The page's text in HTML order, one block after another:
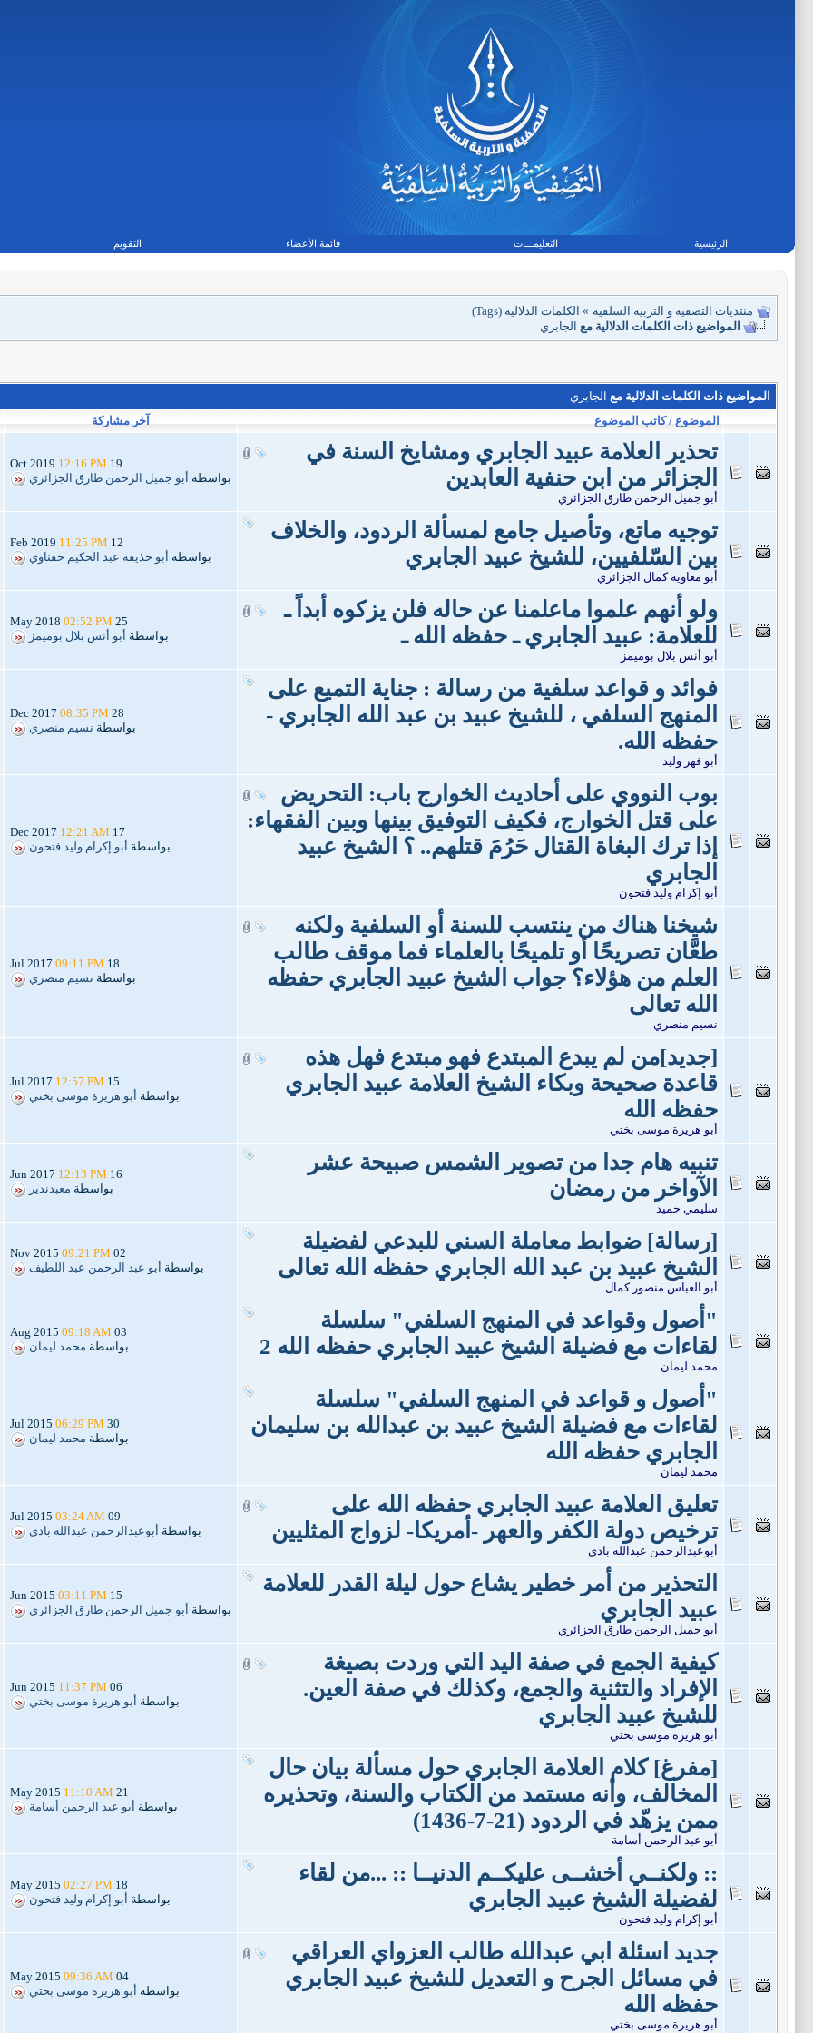
الرئيسية التعليمـــات قائمة الأعضاء التقويم
منتديات التصفية و التربية السلفية » الكلمات الدلالية (Tags)
المواضيع ذات الكلمات الدلالية مع الجابري
المواضيع ذات الكلمات الدلالية مع الجابري
الموضوع / كاتب الموضوع
آخر مشاركة
تحذير العلامة عبيد الجابري ومشايخ السنة في
الجزائر من ابن حنفية العابدين
أبو جميل الرحمن طارق الجزائري
19 Oct 2019
12:16 PM
بواسطة أبو جميل الرحمن طارق الجزائري
توجيه ماتع، وتأصيل جامع لمسألة الردود، والخلاف
بين السّلفيين، للشيخ عبيد الجابري
أبو معاوية كمال الجزائري
12 Feb 2019
11:25 PM
بواسطة أبو حذيفة عبد الحكيم حفناوي
ولو أنهم علموا ماعلمنا عن حاله فلن يزكوه أبداً ـ
للعلامة: عبيد الجابري ـ حفظه الله ـ
أبو أنس بلال بوميمز
25 May 2018
02:52 PM
بواسطة أبو أنس بلال بوميمز
فوائد و قواعد سلفية من رسالة : جناية التميع على
المنهج السلفي ، للشيخ عبيد بن عبد الله الجابري -
حفظه الله.
أبو فهر وليد
28 Dec 2017
08:35 PM
بواسطة نسيم منصري
بوب النووي على أحاديث الخوارج باب: التحريض
على قتل الخوارج، فكيف التوفيق بينها وبين الفقهاء:
إذا ترك البغاة القتال حَرُمَ قتلهم.. ؟ الشيخ عبيد
الجابري
أبو إكرام وليد فتحون
17 Dec 2017
12:21 AM
بواسطة أبو إكرام وليد فتحون
شيخنا هناك من ينتسب للسنة أو السلفية ولكنه
طعَّان تصريحًا أو تلميحًا بالعلماء فما موقف طالب
العلم من هؤلاء؟ جواب الشيخ عبيد الجابري حفظه
الله تعالى
نسيم منصري
18 Jul 2017
09:11 PM
بواسطة نسيم منصري
[جديد]من لم يبدع المبتدع فهو مبتدع فهل هذه
قاعدة صحيحة وبكاء الشيخ العلامة عبيد الجابري
حفظه الله
أبو هريرة موسى بختي
15 Jul 2017
12:57 PM
بواسطة أبو هريرة موسى بختي
تنبيه هام جدا من تصوير الشمس صبيحة عشر
الآواخر من رمضان
سليمي حميد
16 Jun 2017
12:13 PM
بواسطة معبدندير
[رسالة] ضوابط معاملة السني للبدعي لفضيلة
الشيخ عبيد بن عبد الله الجابري حفظه الله تعالى
أبو العباس منصور كمال
02 Nov 2015
09:21 PM
بواسطة أبو عبد الرحمن عبد اللطيف
"أصول وقواعد في المنهج السلفي" سلسلة
لقاءات مع فضيلة الشيخ عبيد الجابري حفظه الله 2
محمد ليمان
03 Aug 2015
09:18 AM
بواسطة محمد ليمان
"أصول و قواعد في المنهج السلفي" سلسلة
لقاءات مع فضيلة الشيخ عبيد بن عبدالله بن سليمان
الجابري حفظه الله
محمد ليمان
30 Jul 2015
06:29 PM
بواسطة محمد ليمان
تعليق العلامة عبيد الجابري حفظه الله على
ترخيص دولة الكفر والعهر -أمريكا- لزواج المثليين
أبوعبدالرحمن عبدالله بادي
09 Jul 2015
03:24 AM
بواسطة أبوعبدالرحمن عبدالله بادي
التحذير من أمر خطير يشاع حول ليلة القدر للعلامة
عبيد الجابري
أبو جميل الرحمن طارق الجزائري
15 Jun 2015
03:11 PM
بواسطة أبو جميل الرحمن طارق الجزائري
كيفية الجمع في صفة اليد التي وردت بصيغة
الإفراد والتثنية والجمع، وكذلك في صفة العين.
للشيخ عبيد الجابري
أبو هريرة موسى بختي
06 Jun 2015
11:37 PM
بواسطة أبو هريرة موسى بختي
[مفرغ] كلام العلامة الجابري حول مسألة بيان حال
المخالف، وأنه مستمد من الكتاب والسنة، وتحذيره
ممن يزهّد في الردود (21-7-1436)
أبو عبد الرحمن أسامة
21 May 2015
11:10 AM
بواسطة أبو عبد الرحمن أسامة
:: ولكنــي أخشــى عليكــم الدنيــا :: ...من لقاء
لفضيلة الشيخ عبيد الجابري
أبو إكرام وليد فتحون
18 May 2015
02:27 PM
بواسطة أبو إكرام وليد فتحون
جديد اسئلة ابي عبدالله طالب العزواي العراقي
في مسائل الجرح و التعديل للشيخ عبيد الجابري
حفظه الله
أبو هريرة موسى بختي
04 May 2015
09:36 AM
بواسطة أبو هريرة موسى بختي